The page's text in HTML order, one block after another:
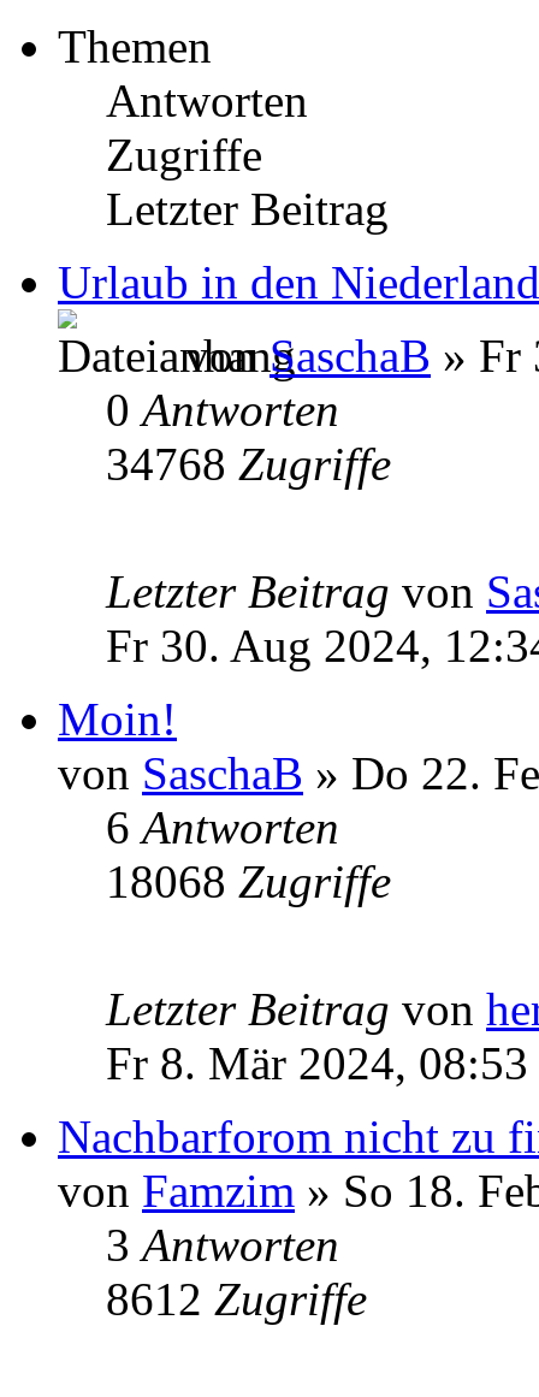
Themen
Antworten
Zugriffe
Letzter Beitrag
Urlaub in den
vonSaschaB » Fr
0Antworten
34768 Zugriffe
Letzter Beitrag von
Fr 30. Aug 2024,
Moin!
von SaschaB » Do 22.
6Antworten
18068 Zugriffe
Letzter Beitrag von
Fr 8. Mär 2024, 08:53
Nachbarforom nicht zu
von Famzim » So 18.
3Antworten
8612 Zugriffe